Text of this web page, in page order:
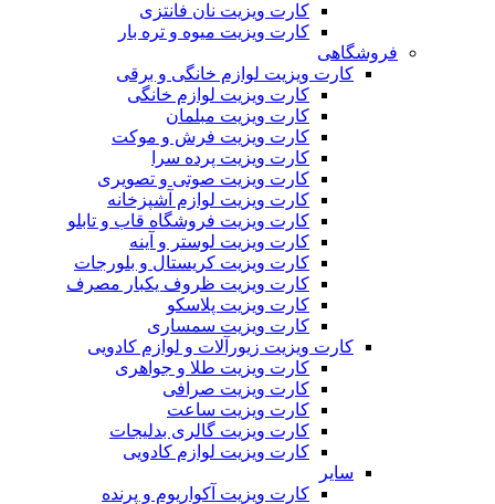
کارت ویزیت نان فانتزی
کارت ویزیت میوه و تره بار
فروشگاهی
کارت ویزیت لوازم خانگی و برقی
کارت ویزیت لوازم خانگی
کارت ویزیت مبلمان
کارت ویزیت فرش و موکت
کارت ویزیت پرده سرا
کارت ویزیت صوتی و تصویری
کارت ویزیت لوازم آشپزخانه
کارت ویزیت فروشگاه قاب و تابلو
کارت ویزیت لوستر و آینه
کارت ویزیت کریستال و بلورجات
کارت ویزیت ظروف یکبار مصرف
کارت ویزیت پلاسکو
کارت ویزیت سمساری
کارت ویزیت زیورآلات و لوازم کادویی
کارت ویزیت طلا و جواهری
کارت ویزیت صرافی
کارت ویزیت ساعت
کارت ویزیت گالری بدلیجات
کارت ویزیت لوازم کادویی
سایر
کارت ویزیت آکواریوم و پرنده